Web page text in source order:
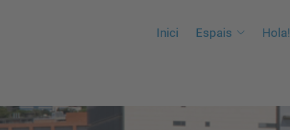
Inici Espais Hola!